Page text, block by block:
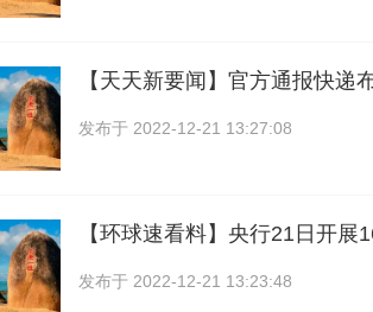
【天天新要闻】官方通报快递
发布于 2022-12-21 13:27:08
【环球速看料】央行21日开展
发布于 2022-12-21 13:23:48